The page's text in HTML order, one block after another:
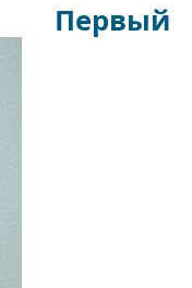
Первый